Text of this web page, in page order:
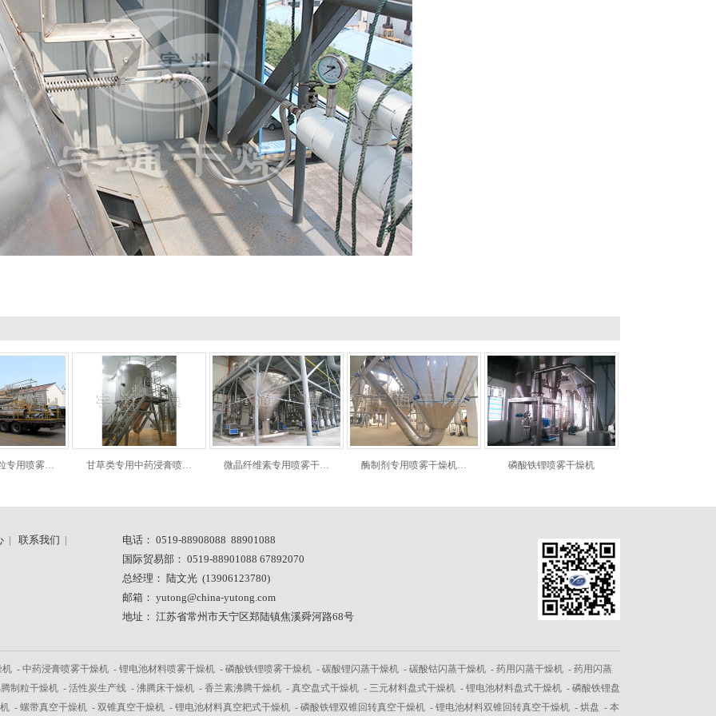
专用喷雾… 甘草类专用中药浸膏喷… 微晶纤维素专用喷雾干… 酶制剂专用喷雾干燥机… 磷酸铁锂喷雾干燥机
| 联系我们 |
电话： 0519-88908088 88901088
国际贸易部： 0519-88901088 67892070
总经理： 陆文光 (13906123780)
邮箱： yutong@china-yutong.com
地址： 江苏省常州市天宁区郑陆镇焦溪舜河路68号
机- 中药浸膏喷雾干燥机- 锂电池材料喷雾干燥机- 磷酸铁锂喷雾干燥机- 碳酸锂闪蒸干燥机- 碳酸钴闪蒸干燥机- 药用闪蒸干燥机- 药用闪蒸
制粒干燥机- 活性炭生产线- 沸腾床干燥机- 香兰素沸腾干燥机- 真空盘式干燥机- 三元材料盘式干燥机- 锂电池材料盘式干燥机- 磷酸铁锂盘
- 螺带真空干燥机- 双锥真空干燥机- 锂电池材料真空耙式干燥机- 磷酸铁锂双锥回转真空干燥机- 锂电池材料双锥回转真空干燥机- 烘盘 - 本